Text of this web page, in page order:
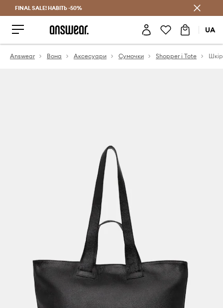
Заощаджуй з Answear Club
FINAL SALE! НАВІТЬ -50%
UA
Answear Вона Аксесуари Сумочки Shopper і Tote